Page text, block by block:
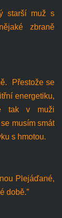
starší muž s
zbraně
Přestože se
energetiku,
tak v muži
musím smát
s hmotou.
Plejáďané,
době.”